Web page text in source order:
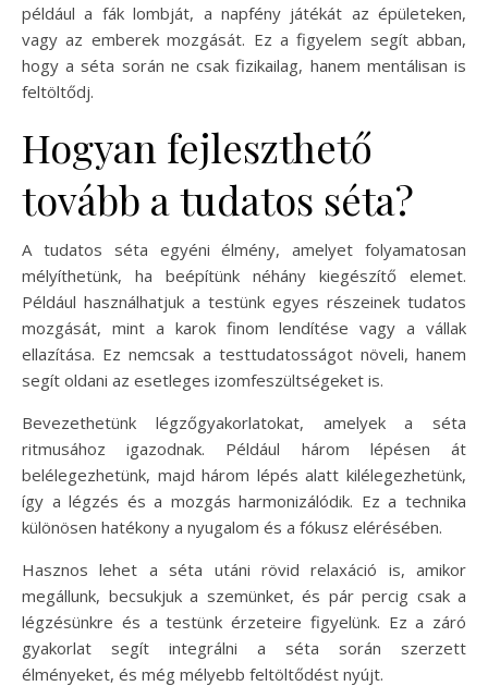
például a fák lombját, a napfény játékát az épületeken,
vagy az emberek mozgását. Ez a figyelem segít abban,
hogy a séta során ne csak fizikailag, hanem mentálisan is
feltöltődj.
Hogyan fejleszthető
tovább a tudatos séta?
A tudatos séta egyéni élmény, amelyet folyamatosan
mélyíthetünk, ha beépítünk néhány kiegészítő elemet.
Például használhatjuk a testünk egyes részeinek tudatos
mozgását, mint a karok finom lendítése vagy a vállak
ellazítása. Ez nemcsak a testtudatosságot növeli, hanem
segít oldani az esetleges izomfeszültségeket is.
Bevezethetünk légzőgyakorlatokat, amelyek a séta
ritmusához igazodnak. Például három lépésen át
belélegezhetünk, majd három lépés alatt kilélegezhetünk,
így a légzés és a mozgás harmonizálódik. Ez a technika
különösen hatékony a nyugalom és a fókusz elérésében.
Hasznos lehet a séta utáni rövid relaxáció is, amikor
megállunk, becsukjuk a szemünket, és pár percig csak a
légzésünkre és a testünk érzeteire figyelünk. Ez a záró
gyakorlat segít integrálni a séta során szerzett
élményeket, és még mélyebb feltöltődést nyújt.